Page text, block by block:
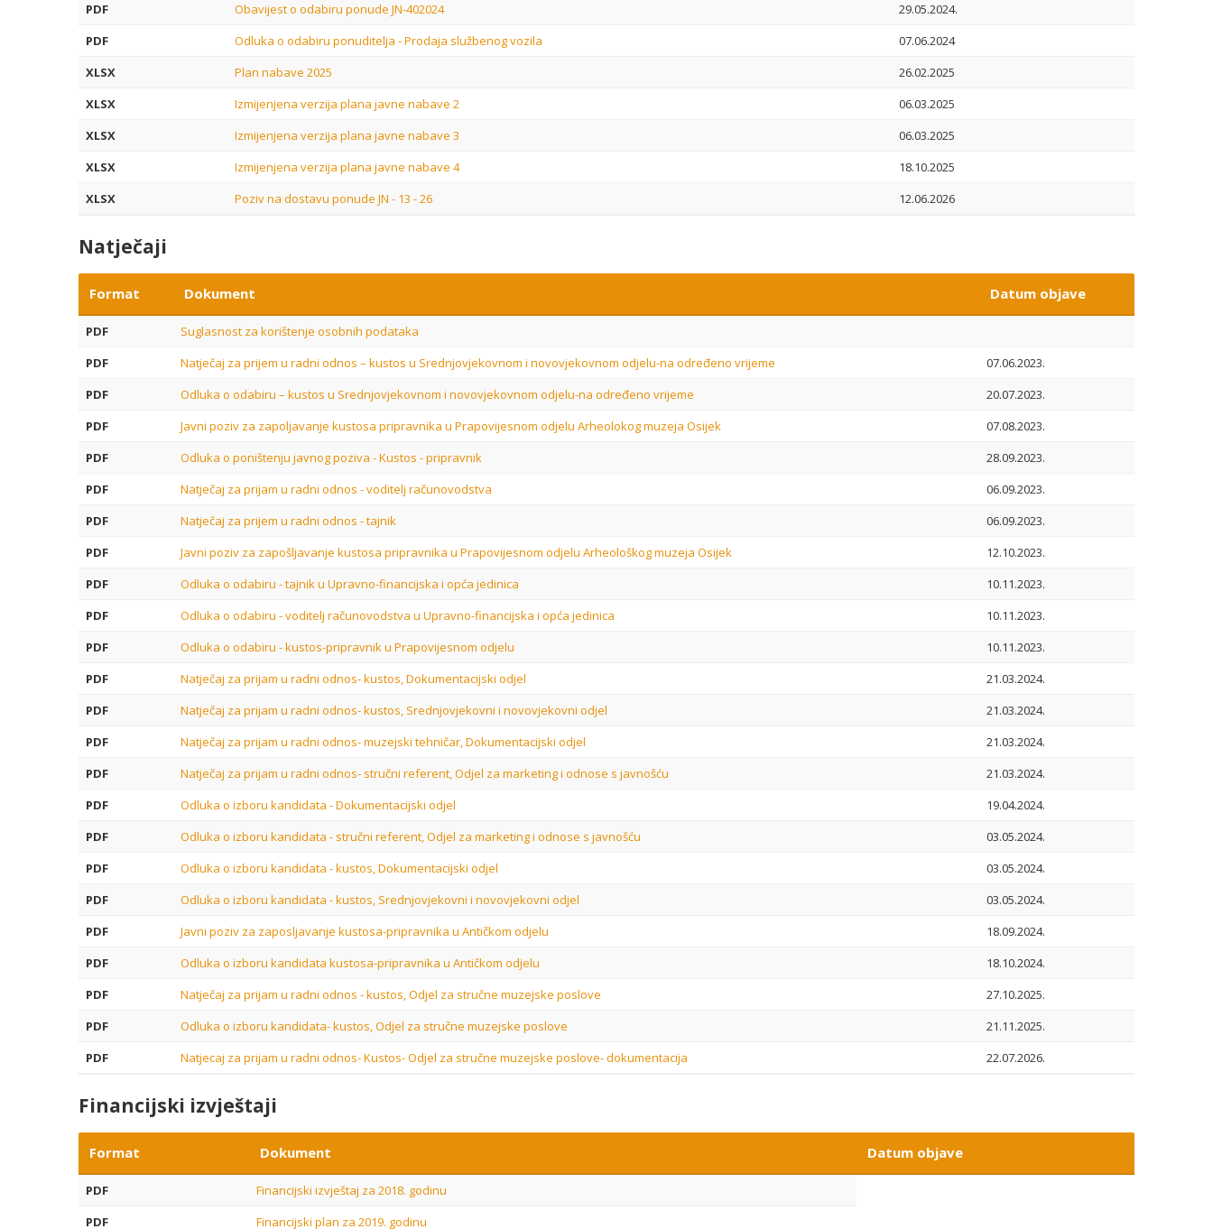
PDF
Obavijest o odabiru ponude JN-402024
29.05.2024.
PDF
Odluka o odabiru ponuditelja - Prodaja službenog vozila
07.06.2024
XLSX
Plan nabave 2025
26.02.2025
XLSX
Izmijenjena verzija plana javne nabave 2
06.03.2025
XLSX
Izmijenjena verzija plana javne nabave 3
06.03.2025
XLSX
Izmijenjena verzija plana javne nabave 4
18.10.2025
XLSX
Poziv na dostavu ponude JN - 13 - 26 12.06.2026
Natječaji
Format Dokument Datum objave
PDF
Suglasnost za korištenje osobnih podataka
PDF
Natječaj za prijem u radni odnos – kustos u Srednjovjekovnom i novovjekovnom odjelu-na određeno vrijeme
07.06.2023.
PDF
Odluka o odabiru – kustos u Srednjovjekovnom i novovjekovnom odjelu-na određeno vrijeme
20.07.2023.
PDF
Javni poziv za zapoljavanje kustosa pripravnika u Prapovijesnom odjelu Arheolokog muzeja Osijek
07.08.2023.
PDF
Odluka o poništenju javnog poziva - Kustos - pripravnik
28.09.2023.
PDF
Natječaj za prijam u radni odnos - voditelj računovodstva
06.09.2023.
PDF
Natječaj za prijem u radni odnos - tajnik
06.09.2023.
PDF
Javni poziv za zapošljavanje kustosa pripravnika u Prapovijesnom odjelu Arheološkog muzeja Osijek
12.10.2023.
PDF
Odluka o odabiru - tajnik u Upravno-financijska i opća jedinica
10.11.2023.
PDF
Odluka o odabiru - voditelj računovodstva u Upravno-financijska i opća jedinica
10.11.2023.
PDF
Odluka o odabiru - kustos-pripravnik u Prapovijesnom odjelu
10.11.2023.
PDF
Natječaj za prijam u radni odnos- kustos, Dokumentacijski odjel
21.03.2024.
PDF
Natječaj za prijam u radni odnos- kustos, Srednjovjekovni i novovjekovni odjel
21.03.2024.
PDF
Natječaj za prijam u radni odnos- muzejski tehničar, Dokumentacijski odjel
21.03.2024.
PDF
Natječaj za prijam u radni odnos- stručni referent, Odjel za marketing i odnose s javnošću
21.03.2024.
PDF
Odluka o izboru kandidata - Dokumentacijski odjel
19.04.2024.
PDF
Odluka o izboru kandidata - stručni referent, Odjel za marketing i odnose s javnošću
03.05.2024.
PDF
Odluka o izboru kandidata - kustos, Dokumentacijski odjel
03.05.2024.
PDF
Odluka o izboru kandidata - kustos, Srednjovjekovni i novovjekovni odjel
03.05.2024.
PDF
Javni poziv za zaposljavanje kustosa-pripravnika u Antičkom odjelu
18.09.2024.
PDF
Odluka o izboru kandidata kustosa-pripravnika u Antičkom odjelu
18.10.2024.
PDF
Natječaj za prijam u radni odnos - kustos, Odjel za stručne muzejske poslove
27.10.2025.
PDF
Odluka o izboru kandidata- kustos, Odjel za stručne muzejske poslove
21.11.2025.
PDF
Natjecaj za prijam u radni odnos- Kustos- Odjel za stručne muzejske poslove- dokumentacija 22.07.2026.
Financijski izvještaji
Format Dokument Datum objave
PDF
Financijski izvještaj za 2018. godinu
PDF
Financijski plan za 2019. godinu